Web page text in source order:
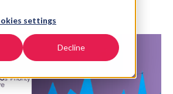
settings
Decline